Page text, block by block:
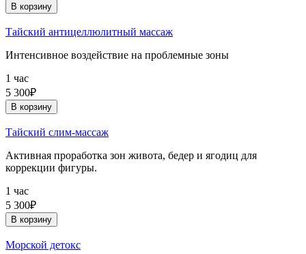
В корзину
Тайский антицеллюлитный массаж
Интенсивное воздействие на проблемные зоны
1 час
5 300₽
В корзину
Тайский слим-массаж
Активная проработка зон живота, бедер и ягодиц для
коррекции фигуры.
1 час
5 300₽
В корзину
Морской детокс